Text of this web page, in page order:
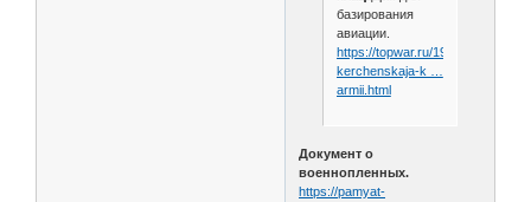
базирования
авиации.
https://topwar.ru/196091-
kerchenskaja-k …
armii.html
Документ о
военнопленных.
https://pamyat-